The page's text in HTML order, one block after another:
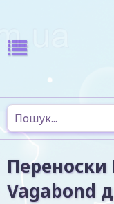
Переноски
Vagabond